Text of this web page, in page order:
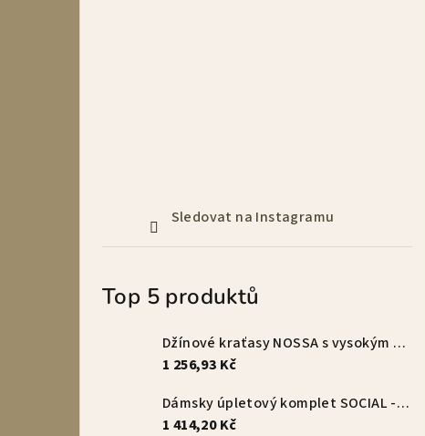
Sledovat na Instagramu
Top 5 produktů
Džínové kraťasy NOSSA s vysokým pasem – vanilkové
1 256,93 Kč
Dámsky úpletový komplet SOCIAL - sivý
1 414,20 Kč